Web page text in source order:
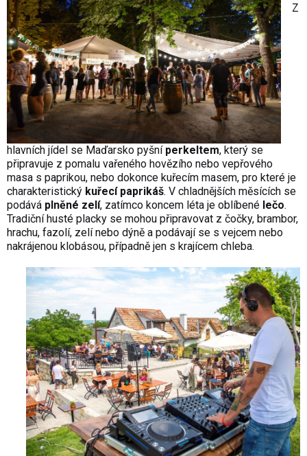
Z
hlavních jídel se Maďarsko pyšní perkeltem, který se
připravuje z pomalu vařeného hovězího nebo vepřového
masa s paprikou, nebo dokonce kuřecím masem, pro které je
charakteristický kuřecí paprikáš. V chladnějších měsících se
podává plněné zelí, zatímco koncem léta je oblíbené lečo.
Tradiční husté placky se mohou připravovat z čočky, brambor,
hrachu, fazolí, zelí nebo dýně a podávají se s vejcem nebo
nakrájenou klobásou, případně jen s krajícem chleba.